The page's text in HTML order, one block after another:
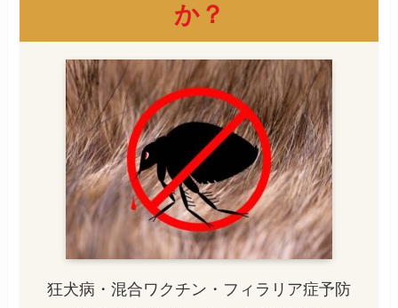
か？
狂犬病・混合ワクチン・フィラリア症予防